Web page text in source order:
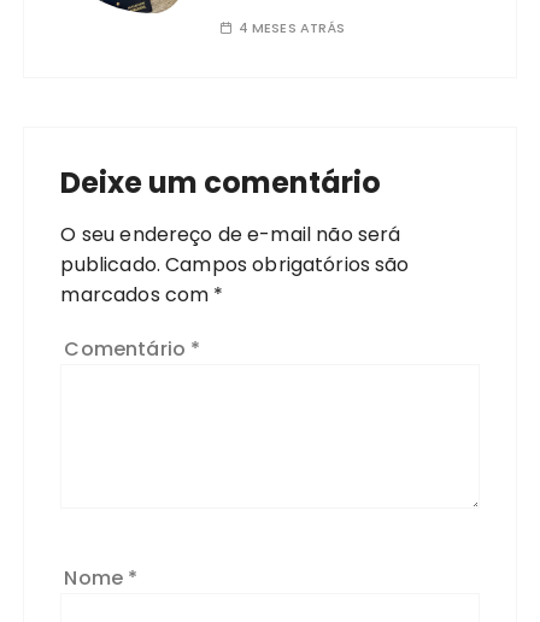
4 MESES ATRÁS
Deixe um comentário
O seu endereço de e-mail não será
publicado. Campos obrigatórios são
marcados com *
Comentário *
Nome *